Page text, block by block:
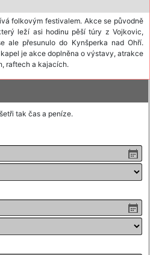
tak čas a peníze.
folkovým festivalem. Akce se původně
leží asi hodinu pěší túry z Vojkovic,
ale přesunulo do Kynšperka nad Ohří.
je akce doplněna o výstavy, atrakce
raftech a kajacích.